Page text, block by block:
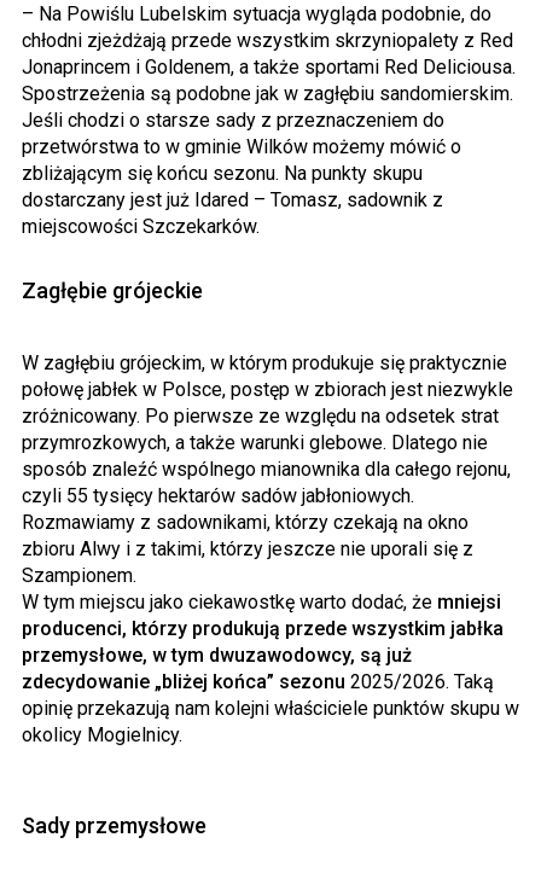
– Na Powiślu Lubelskim sytuacja wygląda podobnie, do
chłodni zjeżdżają przede wszystkim skrzyniopalety z Red
Jonaprincem i Goldenem, a także sportami Red Deliciousa.
Spostrzeżenia są podobne jak w zagłębiu sandomierskim.
Jeśli chodzi o starsze sady z przeznaczeniem do
przetwórstwa to w gminie Wilków możemy mówić o
zbliżającym się końcu sezonu. Na punkty skupu
dostarczany jest już Idared – Tomasz, sadownik z
miejscowości Szczekarków.
Zagłębie grójeckie
W zagłębiu grójeckim, w którym produkuje się praktycznie
połowę jabłek w Polsce, postęp w zbiorach jest niezwykle
zróżnicowany. Po pierwsze ze względu na odsetek strat
przymrozkowych, a także warunki glebowe. Dlatego nie
sposób znaleźć wspólnego mianownika dla całego rejonu,
czyli 55 tysięcy hektarów sadów jabłoniowych.
Rozmawiamy z sadownikami, którzy czekają na okno
zbioru Alwy i z takimi, którzy jeszcze nie uporali się z
Szampionem.
W tym miejscu jako ciekawostkę warto dodać, że mniejsi
producenci, którzy produkują przede wszystkim jabłka
przemysłowe, w tym dwuzawodowcy, są już
zdecydowanie „bliżej końca” sezonu 2025/2026. Taką
opinię przekazują nam kolejni właściciele punktów skupu w
okolicy Mogielnicy.
Sady przemysłowe